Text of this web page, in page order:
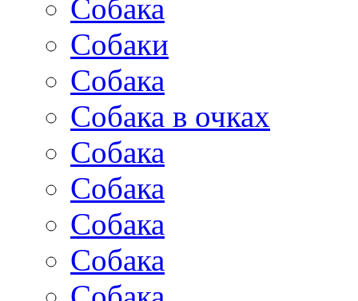
Собака
Собаки
Собака
Собака в очках
Собака
Собака
Собака
Собака